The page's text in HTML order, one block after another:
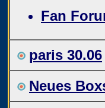
Fan
paris 30.06
Neues